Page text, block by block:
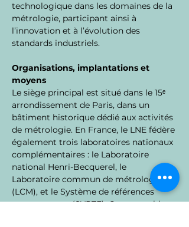
technologique dans les domaines de la
métrologie, participant ainsi à
l’innovation et à l’évolution des
standards industriels.
Organisations, implantations et
moyens
Le siège principal est situé dans le 15ᵉ
arrondissement de Paris, dans un
bâtiment historique dédié aux activités
de métrologie. En France, le LNE fédère
également trois laboratoires nationaux
complémentaires : le Laboratoire
national Henri-Becquerel, le
Laboratoire commun de métrologie
(LCM), et le Système de références
temps-espace (SYRTE). Cet ensemble